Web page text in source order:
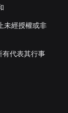
未經授權或非
有代表其行事